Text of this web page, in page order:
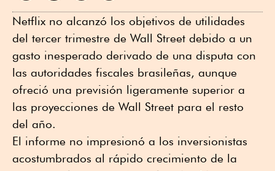
Netflix no alcanzó los objetivos de utilidades
del tercer trimestre de Wall Street debido a un
gasto inesperado derivado de una disputa con
las autoridades fiscales brasileñas, aunque
ofreció una previsión ligeramente superior a
las proyecciones de Wall Street para el resto
del año.
El informe no impresionó a los inversionistas
acostumbrados al rápido crecimiento de la